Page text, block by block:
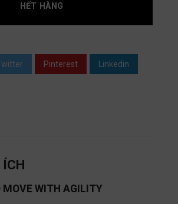
HẾT HÀNG
Pinterest Linkedin
MOVE WITH AGILITY